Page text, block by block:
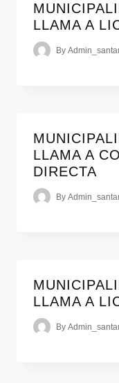
LLAMA A
By
LLAMA A
DIRECTA
By
LLAMA A
By